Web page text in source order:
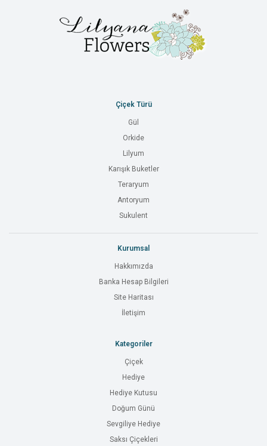
Çiçek Türü
Gül
Orkide
Lilyum
Karışık Buketler
Teraryum
Antoryum
Sukulent
Kurumsal
Hakkımızda
Banka Hesap Bilgileri
Site Haritası
İletişim
Kategoriler
Çiçek
Hediye
Hediye Kutusu
Doğum Günü
Sevgiliye Hediye
Saksı Çiçekleri